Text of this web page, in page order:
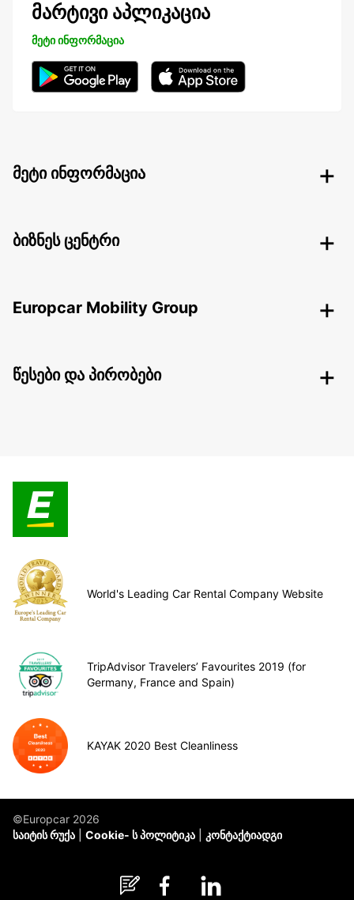
მარტივი აპლიკაცია
მეტი ინფორმაცია
მეტი ინფორმაცია
ბიზნეს ცენტრი
Europcar Mobility Group
წესები და პირობები
World's Leading Car Rental Company Website
TripAdvisor Travelers’ Favourites 2019 (for
Germany, France and Spain)
KAYAK 2020 Best Cleanliness
©Europcar 2026
საიტის რუქა
Cookie- ს პოლიტიკა კონტაქტიადგი